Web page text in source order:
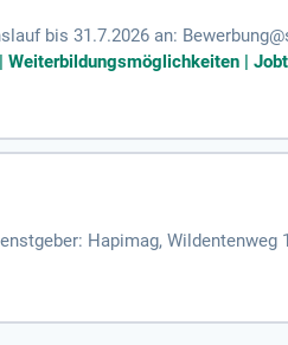
bis 31.7.2026 an:
|
Hapimag,